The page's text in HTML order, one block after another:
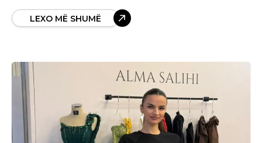
LEXO MË SHUMË